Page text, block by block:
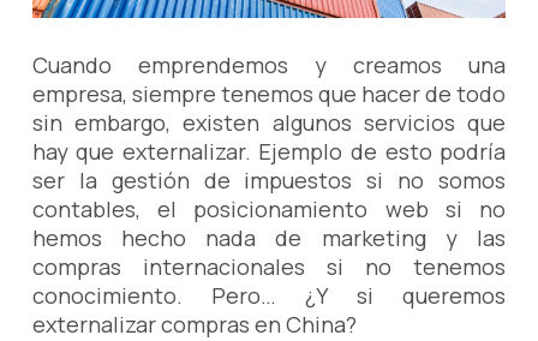
Cuando emprendemos y creamos una
empresa, siempre tenemos que hacer de todo
sin embargo, existen algunos servicios que
hay que externalizar. Ejemplo de esto podría
ser la gestión de impuestos si no somos
contables, el posicionamiento web si no
hemos hecho nada de marketing y las
compras internacionales si no tenemos
conocimiento. Pero… ¿Y si queremos
externalizar compras en China?